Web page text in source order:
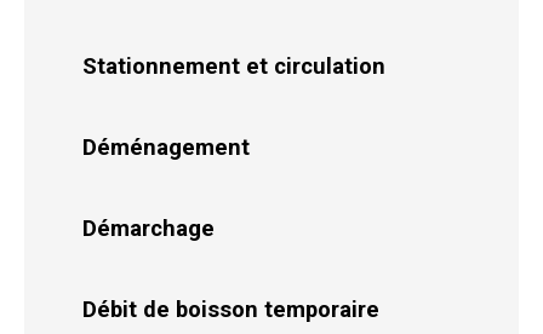
Stationnement et circulation
Déménagement
Démarchage
Débit de boisson temporaire